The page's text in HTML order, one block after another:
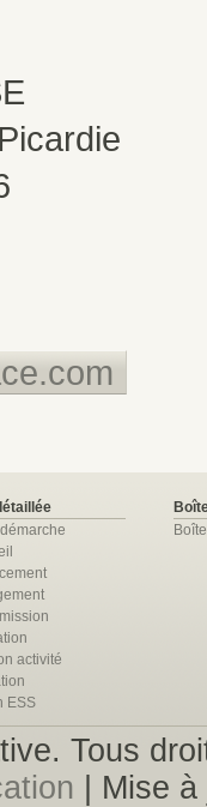
activité
ESS
Tous
| Mise